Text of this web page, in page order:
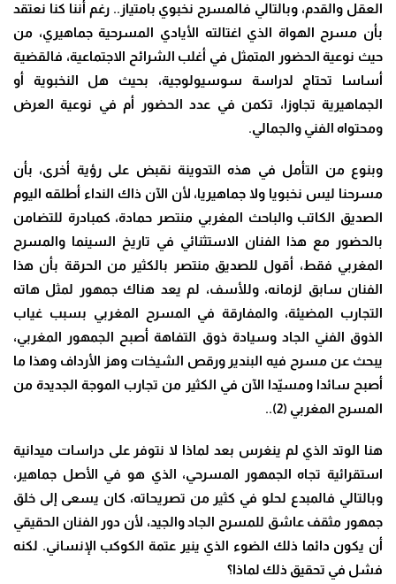
العقل والقدم، وبالتالي فالمسرح نخبوي بامتياز.. رغم أننا كنا نعتقد
بأن مسرح الهواة الذي اغتالته الأيادي المسرحية جماهيري، من
حيث نوعية الحضور المتمثل في أغلب الشرائح الاجتماعية، فالقضية
أساسا تحتاج لدراسة سوسيولوجية، بحيث هل النخبوية أو
الجماهيرية تجاوزا، تكمن في عدد الحضور أم في نوعية العرض
ومحتواه الفني والجمالي.
وبنوع من التأمل في هذه التدوينة نقبض على رؤية أخرى، بأن
مسرحنا ليس نخبويا ولا جماهيريا، لأن الآن ذاك النداء أطلقه اليوم
الصديق الكاتب والباحث المغربي منتصر حمادة، كمبادرة للتضامن
بالحضور مع هذا الفنان الاستثنائي في تاريخ السينما والمسرح
المغربي فقط، أقول للصديق منتصر بالكثير من الحرقة بأن هذا
الفنان سابق لزمانه، وللأسف، لم يعد هناك جمهور لمثل هاته
التجارب المضيئة، والمفارقة في المسرح المغربي بسبب غياب
الذوق الفني الجاد وسيادة ذوق التفاهة أصبح الجمهور المغربي،
يبحث عن مسرح فيه البندير ورقص الشيخات وهز الأرداف وهذا ما
أصبح سائدا ومسيّدا الآن في الكثير من تجارب الموجة الجديدة من
المسرح المغربي (2)..
هنا الوتد الذي لم ينغرس بعد لماذا لا نتوفر على دراسات ميدانية
استقرائية تجاه الجمهور المسرحي، الذي هو في الأصل جماهير،
وبالتالي فالمبدع لحلو في كثير من تصريحاته، كان يسعى إلى خلق
جمهور مثقف عاشق للمسرح الجاد والجيد، لأن دور الفنان الحقيقي
أن يكون دائما ذلك الضوء الذي ينير عتمة الكوكب الإنساني. لكنه
فشل في تحقيق ذلك لماذا؟